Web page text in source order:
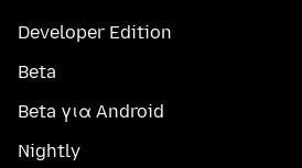
Developer Edition
Beta
Beta για Android
Nightly